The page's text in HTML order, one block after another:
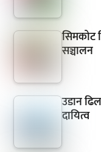
सिमकोट
सञ्चालन
उडान
दायित्व